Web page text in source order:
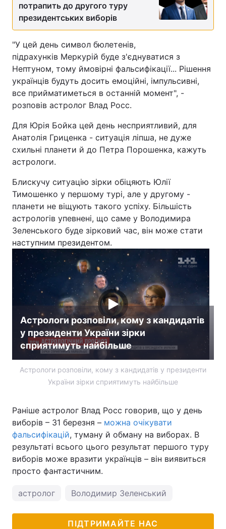
потрапить до другого туру
президентських виборів
"У цей день символ бюлетенів,
підрахунків Меркурій буде з'єднуватися з
Нептуном, тому ймовірні фальсифікації... Рішення
українців будуть досить емоційні, імпульсивні,
все прийматиметься в останній момент", -
розповів астролог Влад Росс.
Для Юрія Бойка цей день несприятливий, для
Анатолія Гриценка - ситуація ліпша, не дуже
схильні планети й до Петра Порошенка, кажуть
астрологи.
Блискучу ситуацію зірки обіцяють Юлії
Тимошенко у першому турі, але у другому -
планети не віщують такого успіху. Більшість
астрологів упевнені, що саме у Володимира
Зеленського буде зірковий час, він може стати
наступним президентом.
Астрологи розповіли, кому з кандидатів
у президенти України зірки
сприятимуть найбільше
Астрологи розповіли, кому з кандидатів у президенти
України зірки сприятимуть найбільше
Раніше астролог Влад Росс говорив, що у день
виборів – 31 березня – можна очікувати
фальсифікацій, туману й обману на виборах. В
результаті всього цього результат першого туру
виборів може вразити українців – він виявиться
просто фантастичним.
астролог Володимир Зеленський
ПІДТРИМАЙТЕ НАС